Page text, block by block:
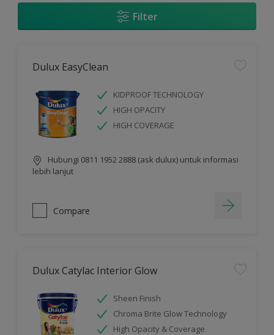
Filter
Dulux EasyClean
KIDPROOF TECHNOLOGY
HIGH OPACITY
HIGH COVERAGE
Hubungi 0811 1952 2888 (ask dulux) untuk informasi
lebih lanjut
Compare
Dulux Catylac Interior Glow
Sheen Finish
Chroma Brite Glow Technology
High Opacity & Coverage